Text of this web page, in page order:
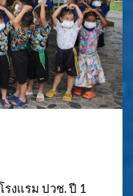
งแรม ปวช. ปี 1